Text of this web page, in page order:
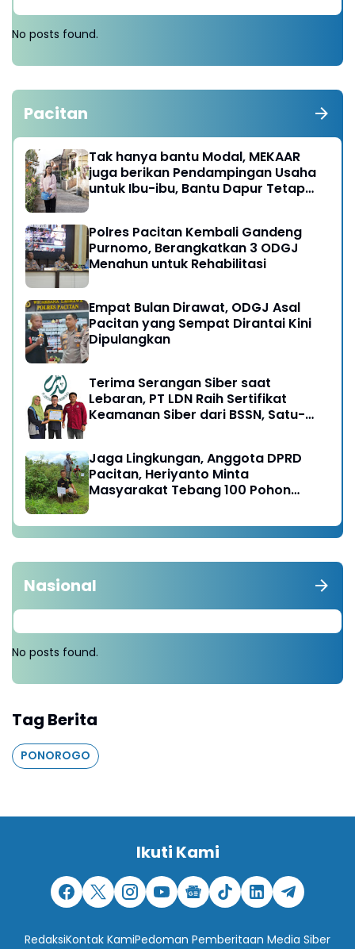
No posts found.
Pacitan
Tak hanya bantu Modal, MEKAAR
juga berikan Pendampingan Usaha
untuk Ibu-ibu, Bantu Dapur Tetap
Polres Pacitan Kembali Gandeng
Purnomo, Berangkatkan 3 ODGJ
Menahun untuk Rehabilitasi
Empat Bulan Dirawat, ODGJ Asal
Pacitan yang Sempat Dirantai Kini
Dipulangkan
Terima Serangan Siber saat
Lebaran, PT LDN Raih Sertifikat
Keamanan Siber dari BSSN, Satu-
Jaga Lingkungan, Anggota DPRD
Pacitan, Heriyanto Minta
Masyarakat Tebang 100 Pohon
Nasional
No posts found.
Tag Berita
PONOROGO
Ikuti Kami
RedaksiKontak KamiPedoman Pemberitaan Media Siber